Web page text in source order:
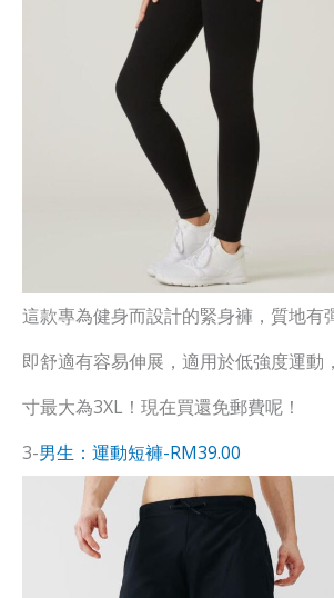
這款專為健身而設計的緊身褲，質地有
即舒適有容易伸展，適用於低強度運動
寸最大為3XL！現在買還免郵費呢！
3-男生：運動短褲-RM39.00